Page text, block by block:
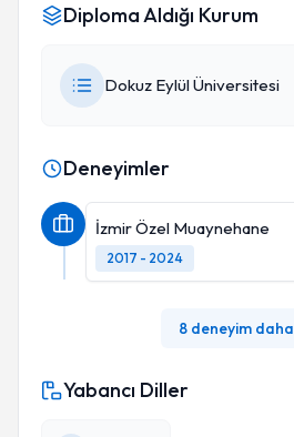
Diploma Aldığı Kurum
Dokuz Eylül Üniversitesi
Deneyimler
İzmir Özel Muaynehane
2017 - 2024
8 deneyim daha
Yabancı Diller